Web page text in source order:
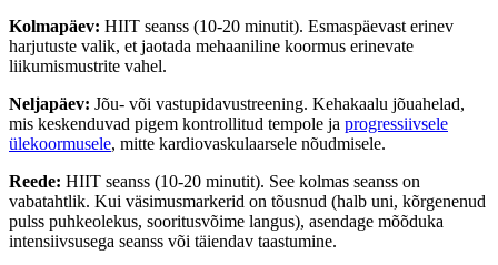
Kolmapäev: HIIT seanss (10-20 minutit). Esmaspäevast erinev
harjutuste valik, et jaotada mehaaniline koormus erinevate
liikumismustrite vahel.
Neljapäev: Jõu- või vastupidavustreening. Kehakaalu jõuahelad,
mis keskenduvad pigem kontrollitud tempole ja progressiivsele
ülekoormusele, mitte kardiovaskulaarsele nõudmisele.
Reede: HIIT seanss (10-20 minutit). See kolmas seanss on
vabatahtlik. Kui väsimusmarkerid on tõusnud (halb uni, kõrgenenud
pulss puhkeolekus, sooritusvõime langus), asendage mõõduka
intensiivsusega seanss või täiendav taastumine.